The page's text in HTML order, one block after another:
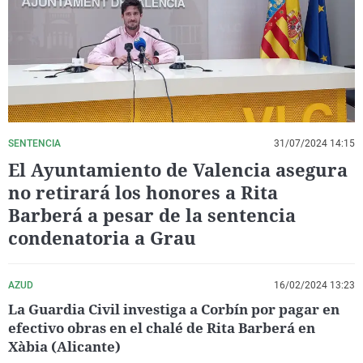
La rosa de los vientos
Gente viajera
Como el perro y el
Retornados
Equipo de
Operación Viuda
Extremadura
Galicia
Navarra
País Vasco
Virales
Televisión
Elecciones
SENTENCIA 31/07/2024 14:15
El Ayuntamiento de Valencia asegura
no retirará los honores a Rita
Barberá a pesar de la sentencia
condenatoria a Grau
AZUD 16/02/2024 13:23
La Guardia Civil investiga a Corbín por pagar en
efectivo obras en el chalé de Rita Barberá en
Xàbia (Alicante)